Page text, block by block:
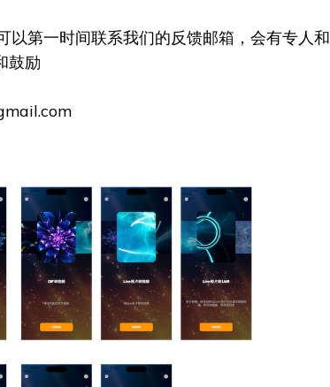
以第一时间联系我们的反馈邮箱，会有专人和
鼓励